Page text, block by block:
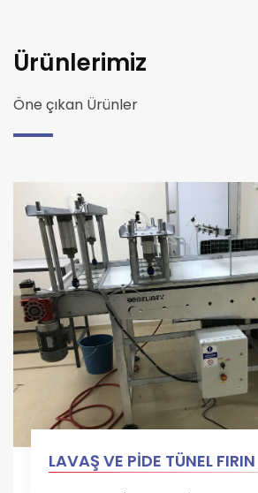
Ürünlerimiz
Öne çıkan Ürünler
LAVAŞ VE PİDE TÜNEL FIRIN